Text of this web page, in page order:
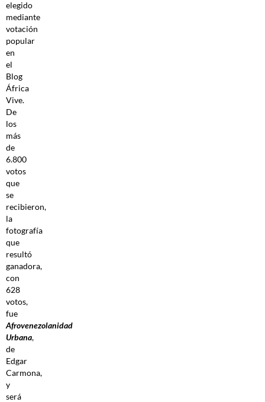
elegido
mediante
votación
popular
en
el
Blog
África
Vive.
De
los
más
de
6.800
votos
que
se
recibieron,
la
fotografía
que
resultó
ganadora,
con
628
votos,
fue
Afrovenezolanidad
Urbana,
de
Edgar
Carmona,
y
será